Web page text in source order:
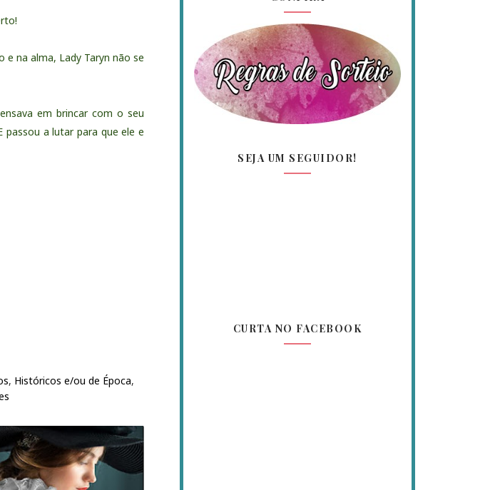
e na alma, Lady Taryn não se
em brincar com o seu
passou a lutar para que ele e
, Históricos e/ou de Época,
SEJA UM SEGUIDOR!
CURTA NO FACEBOOK